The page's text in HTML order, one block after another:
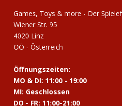
Games, Toys & more - Der
Wiener Str. 95
4020 Linz
OÖ - Österreich
Öffnungszeiten:
MO & DI: 11:00 - 19:00
MI: Geschlossen
DO - FR: 11:00-21:00